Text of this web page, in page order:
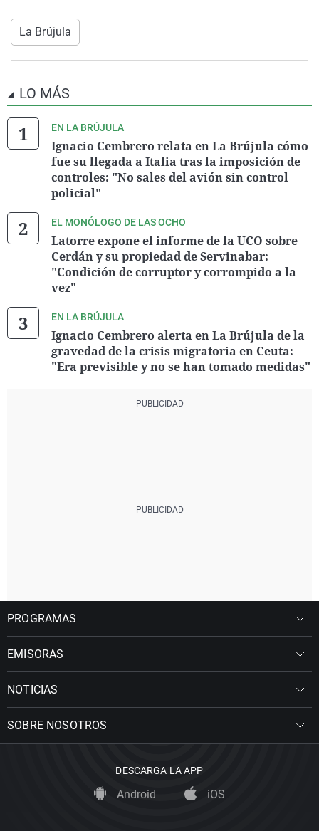
La Brújula
LO MÁS
EN LA BRÚJULA
Ignacio Cembrero relata en La Brújula cómo
fue su llegada a Italia tras la imposición de
controles: "No sales del avión sin control
policial"
EL MONÓLOGO DE LAS OCHO
Latorre expone el informe de la UCO sobre
Cerdán y su propiedad de Servinabar:
"Condición de corruptor y corrompido a la
vez"
EN LA BRÚJULA
Ignacio Cembrero alerta en La Brújula de la
gravedad de la crisis migratoria en Ceuta:
"Era previsible y no se han tomado medidas"
PROGRAMAS
EMISORAS
NOTICIAS
SOBRE NOSOTROS
DESCARGA LA APP
Android iOS